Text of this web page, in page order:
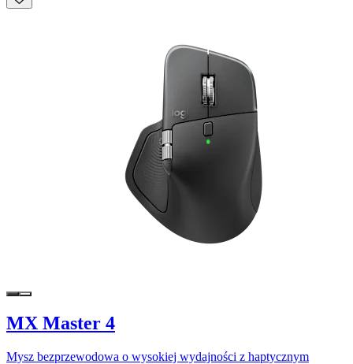
MX Master 4
Mysz bezprzewodowa o wysokiej wydajności z haptycznym